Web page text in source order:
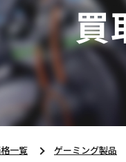
買
一覧 ゲーミング製品